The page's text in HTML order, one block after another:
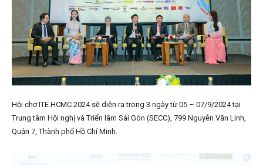
Hội chợ ITE HCMC 2024 sẽ diễn ra trong 3 ngày từ 05 – 07/9/2024 tại
Trung tâm Hội nghị và Triển lãm Sài Gòn (SECC), 799 Nguyễn Văn Linh,
Quận 7, Thành phố Hồ Chí Minh.